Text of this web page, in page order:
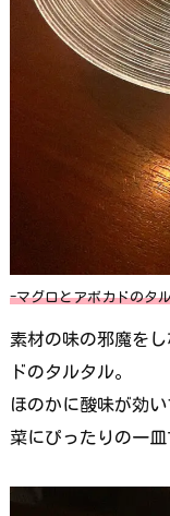
-マグロとアボカドのタ
素材の味の邪魔を
ドのタルタル。
ほのかに酸味が効
菜にぴったりの一皿